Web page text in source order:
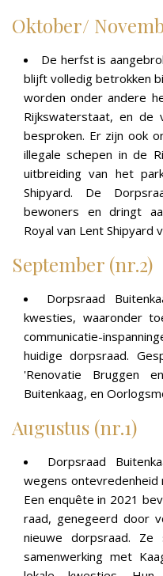
Oktober/
De herfst is
blijft volledig betrokken
worden onder andere
Rijkswaterstaat, en de
besproken. Er zijn ook
illegale schepen in de
uitbreiding van het
Shipyard. De
bewoners en dringt
Royal van Lent
September (nr.2)
Dorpsraad
kwesties, waaronder
communicatie-
huidige dorpsraad.
'Renovatie Bruggen
Buitenkaag, en
Augustus (nr.1)
Dorpsraad
wegens ontevredenheid
Een enquête in 2021
raad, genegeerd door
nieuwe dorpsraad. Ze
samenwerking met